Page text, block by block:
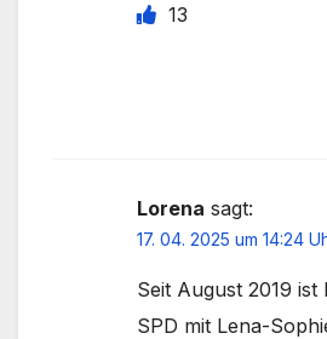
13
Lorena sagt:
17. 04. 2025 um 14:24
Seit August 2019 ist
SPD mit Lena-